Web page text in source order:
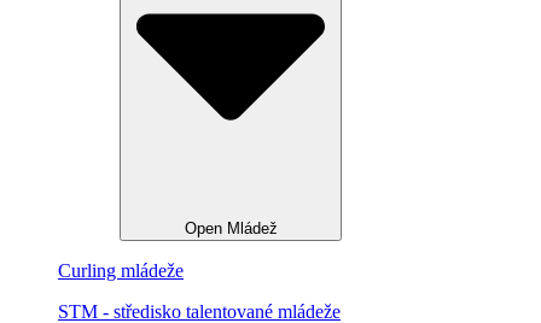
Open Mládež
Curling mládeže
STM - středisko talentované mládeže